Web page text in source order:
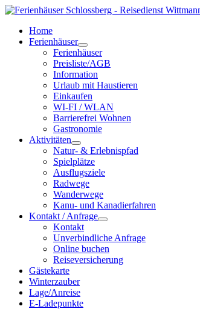
Home
Ferienhäuser
Ferienhäuser
Preisliste/AGB
Information
Urlaub mit Haustieren
Einkaufen
WI-FI / WLAN
Barrierefrei Wohnen
Gastronomie
Aktivitäten
Natur- & Erlebnispfad
Spielplätze
Ausflugsziele
Radwege
Wanderwege
Kanu- und Kanadierfahren
Kontakt / Anfrage
Kontakt
Unverbindliche Anfrage
Online buchen
Reiseversicherung
Gästekarte
Winterzauber
Lage/Anreise
E-Ladepunkte